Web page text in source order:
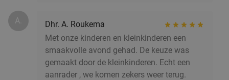
A.
Dhr. A. Roukema
Met onze kinderen en kleinkinderen een
smaakvolle avond gehad. De keuze was
gemaakt door de kleinkinderen. Echt een
aanrader , we komen zekers weer terug.